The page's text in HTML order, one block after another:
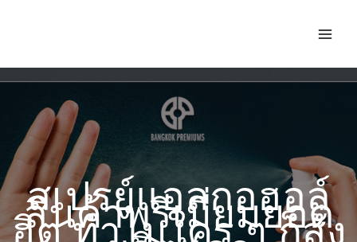
สเปรย์แอลกอฮอล์
สินค้าพรีเมี่ยมยอด
ฮิต ทำไมใคร ๆ ก็สั่ง